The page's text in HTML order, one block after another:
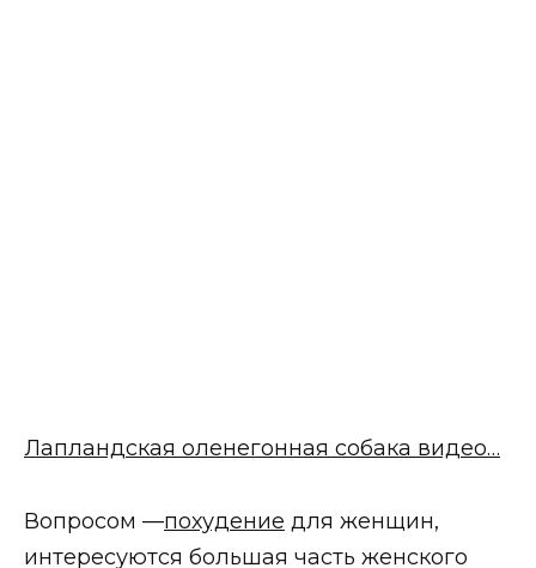
Лапландская оленегонная собака видео…
Вопросом —похудение для женщин,
интересуются большая часть женского